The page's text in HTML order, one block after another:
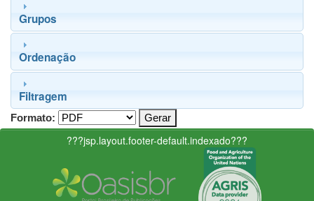
Grupos
Ordenação
Filtragem
Formato:
???jsp.layout.footer-default.indexado???